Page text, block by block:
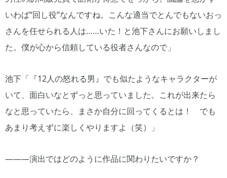
いわば“回し役”なんですね。こんな適当でとんでもないおっ
さんを任せられる人は……いた！と池下さんにお願いしまし
た。僕が心から信頼している役者さんなので」
池下「『12人の怒れる男』でも似たようなキャラクターが
いて、面白いなとずっと思っていました。これが出来たら
なと思っていたら、まさか自分に回ってくるとは！ でも
あまり考えずに楽しくやりますよ（笑）」
―――演出ではどのように作品に関わりたいですか？